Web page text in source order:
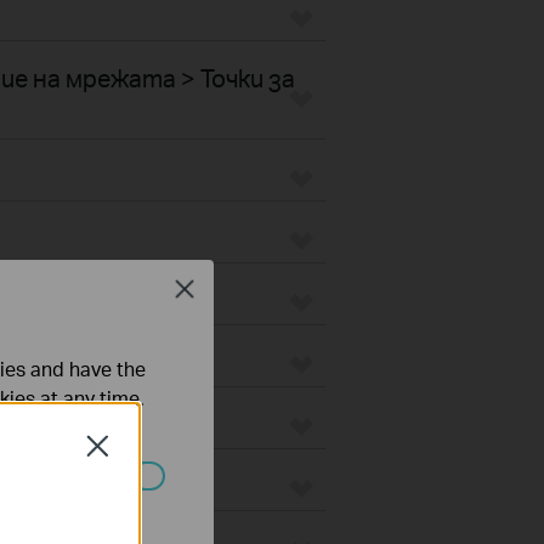
на мрежата > Точки за
Close
and have the
at any time.
in your
Close